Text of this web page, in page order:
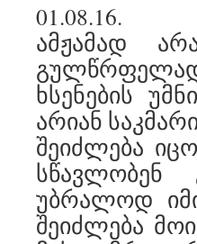
01.08.16.
ამჟამად
ხსენების
არიან
შეიძლება
უბრალოდ
შეიძლება